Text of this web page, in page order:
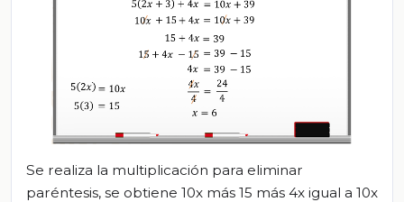
Se realiza la multiplicación para eliminar
paréntesis, se obtiene 10x más 15 más 4x igual a 10x